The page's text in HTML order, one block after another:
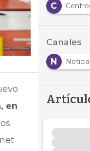
en
Centro C
Canales
N